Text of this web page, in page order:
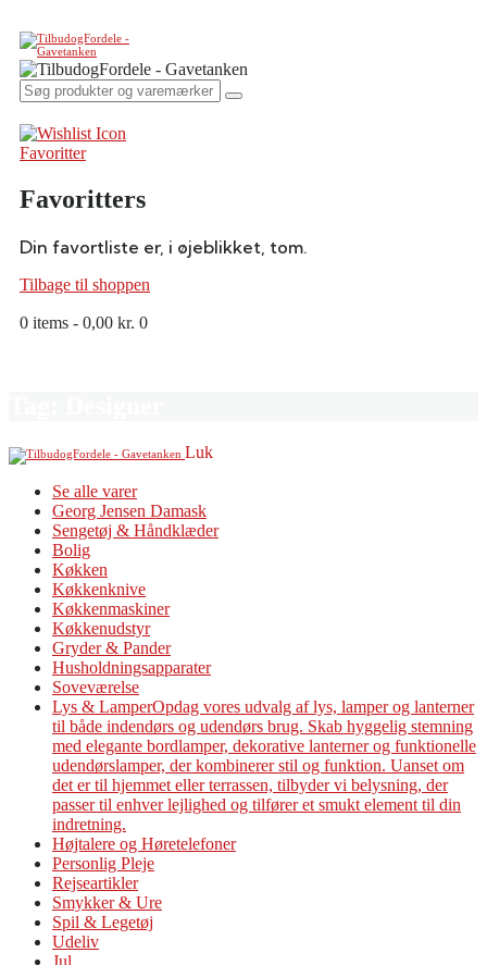
Favoritter
Favoritters
Din favortliste er, i øjeblikket, tom.
Tilbage til shoppen
0 items - 0,00 kr. 0
Luk
Se alle varer
Georg Jensen Damask
Sengetøj & Håndklæder
Bolig
Køkken
Køkkenknive
Køkkenmaskiner
Køkkenudstyr
Gryder & Pander
Husholdningsapparater
Soveværelse
Lys & LamperOpdag vores udvalg af lys, lamper og lanterner
til både indendørs og udendørs brug. Skab hyggelig stemning
med elegante bordlamper, dekorative lanterner og funktionelle
udendørslamper, der kombinerer stil og funktion. Uanset om
det er til hjemmet eller terrassen, tilbyder vi belysning, der
passer til enhver lejlighed og tilfører et smukt element til din
indretning.
Højtalere og Høretelefoner
Personlig Pleje
Rejseartikler
Smykker & Ure
Spil & Legetøj
Udeliv
Jul